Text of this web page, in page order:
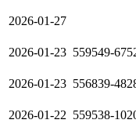
2026-01-27
2026-01-23 559549-
2026-01-23 556839-
2026-01-22 559538-